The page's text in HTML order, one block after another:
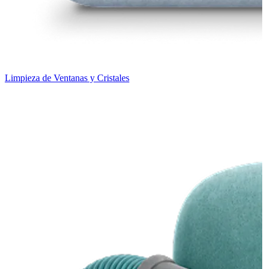
Limpieza de Ventanas y Cristales